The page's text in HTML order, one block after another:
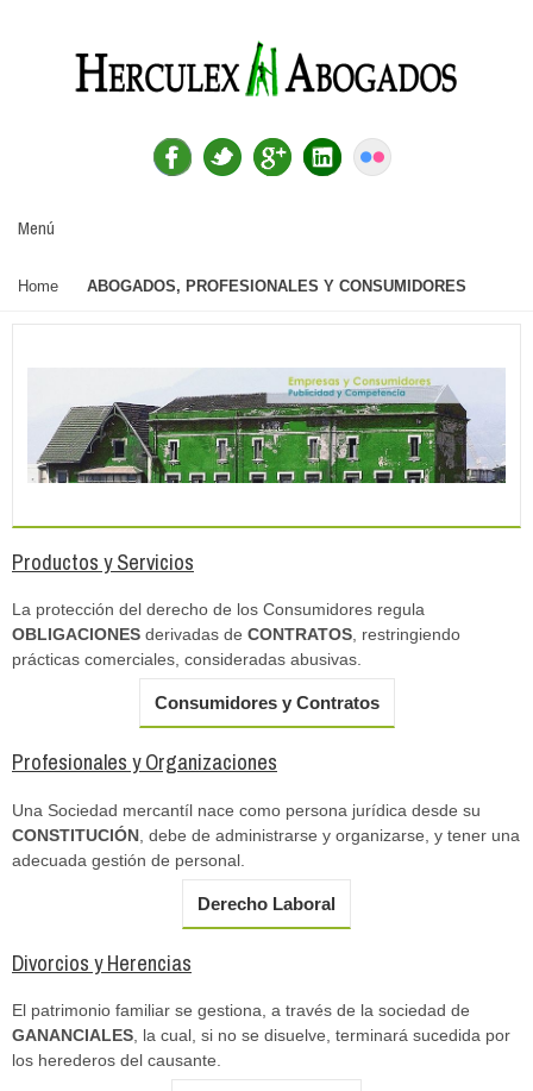
Menú
Home ABOGADOS, PROFESIONALES Y CONSUMIDORES
Productos y Servicios
La protección del derecho de los Consumidores regula
OBLIGACIONES derivadas de CONTRATOS, restringiendo
prácticas comerciales, consideradas abusivas.
Consumidores y Contratos
Profesionales y Organizaciones
Una Sociedad mercantíl nace como persona jurídica desde su
CONSTITUCIÓN , debe de administrarse y organizarse, y tener una
adecuada gestión de personal.
Derecho Laboral
Divorcios y Herencias
El patrimonio familiar se gestiona, a través de la sociedad de
GANANCIALES , la cual, si no se disuelve, terminará sucedida por
los herederos del causante.